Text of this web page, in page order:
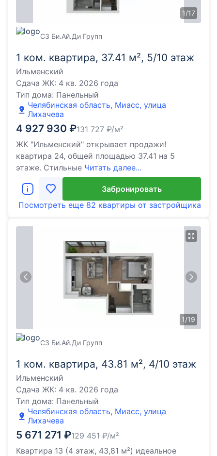
1/17
1 ком. квартира, 37.41 м², 5/10 этаж
Ильменский
Сдача ЖК: 4 кв. 2026 года
Тип дома: Панельный
Челябинская область, Миасс, улица
Лихачева
4 927 930 ₽131 727 ₽/м²
ЖК "Ильменский" открывает продажи!
квартира 24, общей площадью 37.41 на 5
этаже. Стильные Читать далее...
СЗ Би.Ай.Ди Групп
Забронировать
Посмотреть еще 82 квартиры от застройщика
1/19
1 ком. квартира, 43.81 м², 4/10 этаж
Ильменский
Сдача ЖК: 4 кв. 2026 года
Тип дома: Панельный
Челябинская область, Миасс, улица
Лихачева
5 671 271 ₽129 451 ₽/м²
Квартира 13 (4 этаж, 43,81 м²) идеальное
СЗ Би.Ай.Ди Групп